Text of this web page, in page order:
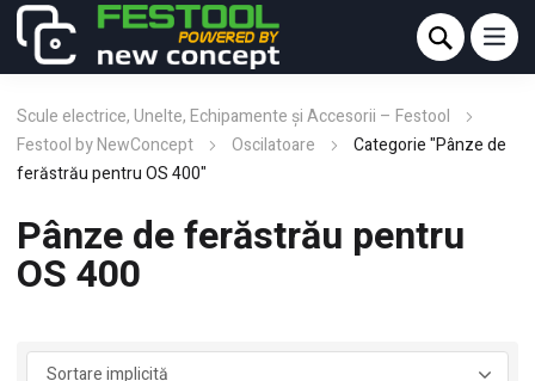
Scule electrice, Unelte, Echipamente și Accesorii – Festool
Festool by NewConcept
Oscilatoare
Categorie "Pânze de
ferăstrău pentru OS 400"
Pânze de ferăstrău pentru
OS 400